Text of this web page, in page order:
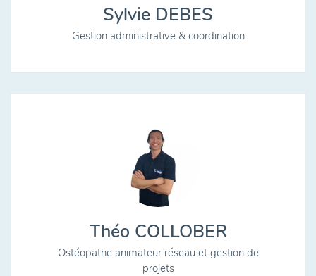
Sylvie DEBES
Gestion administrative & coordination
Théo COLLOBER
Ostéopathe animateur réseau et gestion de
projets